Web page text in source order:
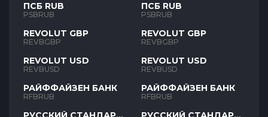
ПСБ RUB
PSBRUB
REVOLUT GBP
REVBGBP
REVOLUT USD
REVBUSD
РАЙФФАЙЗЕН БАНК
RFBRUB
ПСБ RUB
PSBRUB
REVOLUT GBP
REVBGBP
REVOLUT USD
REVBUSD
РАЙФФАЙЗЕН БАНК
RFBRUB